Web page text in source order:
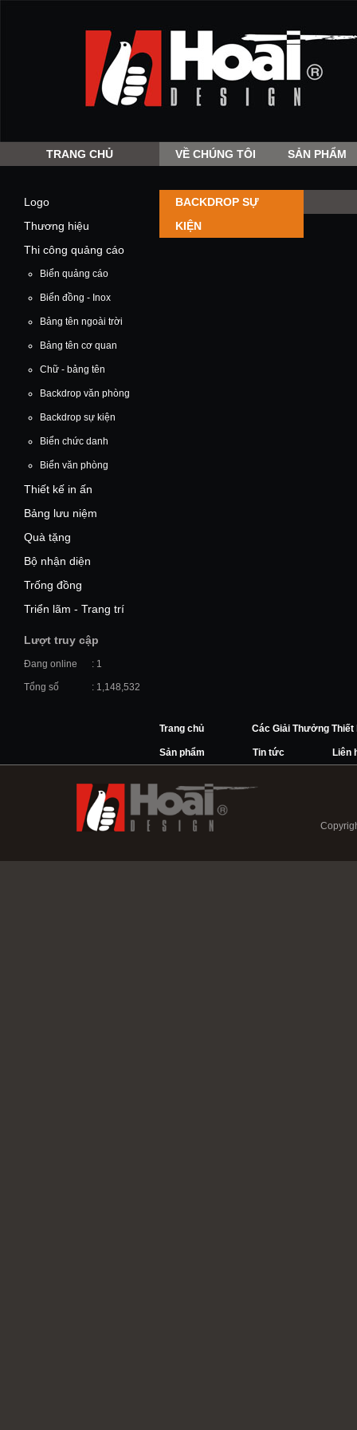
TRANG CHỦ VỀ CHÚNG TÔI SẢN PHẨM
Logo
Thương hiệu
Thi công quảng cáo
Biển quảng cáo
Biển đồng - Inox
Bảng tên ngoài trời
Bảng tên cơ quan
Chữ - bảng tên
Backdrop văn phòng
Backdrop sự kiện
Biển chức danh
Biển văn phòng
Thiết kế in ấn
Bảng lưu niệm
Quà tặng
Bộ nhận diện
Trống đồng
Triển lãm - Trang trí
Lượt truy cập
Đang online : 1
Tổng số : 1,148,532
BACKDROP SỰ
KIỆN
Trang chủ Các Giải Thưởng Thiết
Sản phẩm Tin tức Liên